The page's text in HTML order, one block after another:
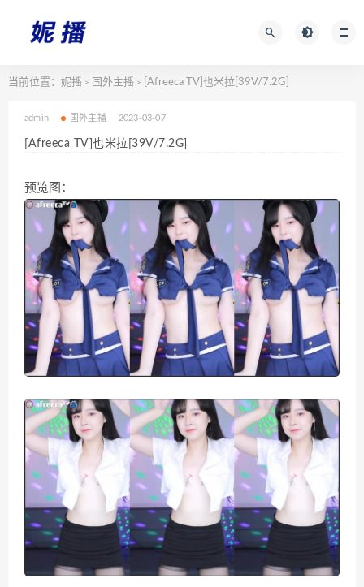
当前位置： 妮播 > 国外主播 > [Afreeca TV]也米拉[39V/7.2G]
admin 国外主播 2023-03-07
[Afreeca TV]也米拉[39V/7.2G]
预览图：